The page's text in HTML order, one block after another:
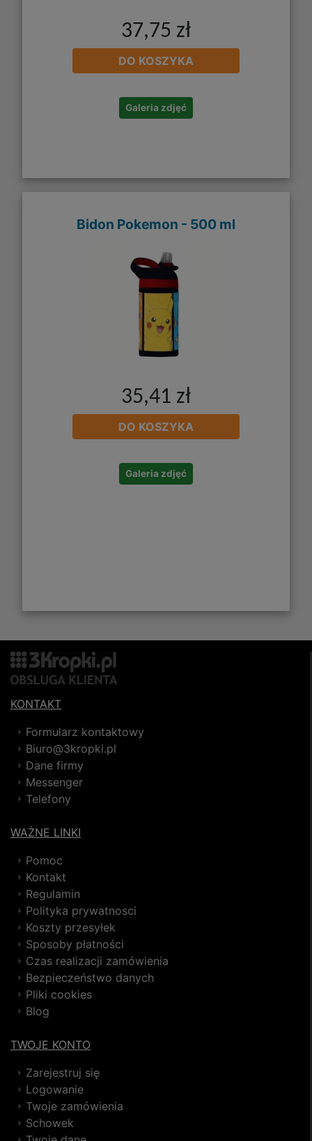
37,75 zł
DO KOSZYKA
Galeria zdjęć
Bidon Pokemon - 500 ml
35,41 zł
DO KOSZYKA
Galeria zdjęć
KONTAKT
Formularz kontaktowy
Biuro@3kropki.pl
Dane firmy
Messenger
Telefony
WAŻNE LINKI
Pomoc
Kontakt
Regulamin
Polityka prywatnosci
Koszty przesyłek
Sposoby płatności
Czas realizacji zamówienia
Bezpieczeństwo danych
Pliki cookies
Blog
TWOJE KONTO
Zarejestruj się
Logowanie
Twoje zamówienia
Schowek